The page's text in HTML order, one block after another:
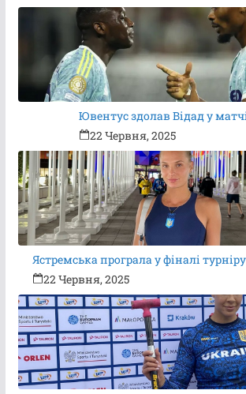
Ювентус здолав Відад у
22 Червня, 2025
Ястремська програла у фіналі
22 Червня, 2025